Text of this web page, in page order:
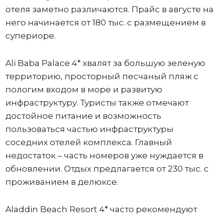
отеля заметно различаются. Прайс в августе на
него начинается от 180 тыс. с размещением в
супериоре.
Ali Baba Palace 4* хвалят за большую зеленую
территорию, просторный песчаный пляж с
пологим входом в море и развитую
инфраструктуру. Туристы также отмечают
достойное питание и возможность
пользоваться частью инфраструктуры
соседних отелей комплекса. Главный
недостаток – часть номеров уже нуждается в
обновлении. Отдых предлагается от 230 тыс. с
проживанием в делюксе.
Aladdin Beach Resort 4* часто рекомендуют